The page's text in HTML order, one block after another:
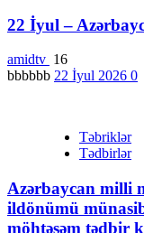
22 İyul –
amidtv 16
bbbbbb 22 İyul 2026 0
Təbriklər
Tədbirlər
Azərbaycan milli
ildönümü
möhtəşəm tədbir